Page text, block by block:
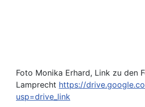
Foto Monika Erhard, Link zu den
Lamprecht https://
usp=drive_link